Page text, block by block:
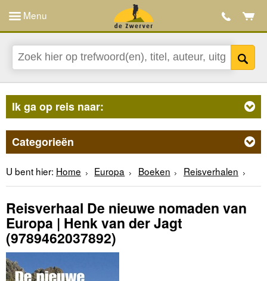
Menu
Ik ga op reis naar:
Categorieën
U bent hier: Home Europa Boeken Reisverhalen
Reisverhaal De nieuwe nomaden van
Europa | Henk van der Jagt
(9789462037892)